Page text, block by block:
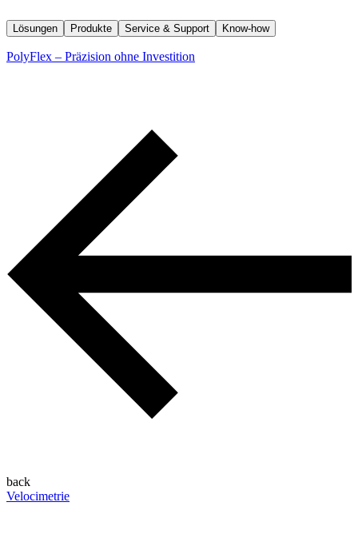
Lösungen Produkte Service & Support Know-how
PolyFlex – Präzision ohne Investition
back
Velocimetrie